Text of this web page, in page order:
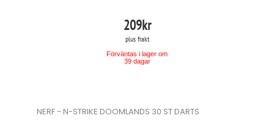
209kr
plus frakt
Förväntas i lager om
39 dagar
NERF - N-STRIKE DOOMLANDS 30 ST DARTS